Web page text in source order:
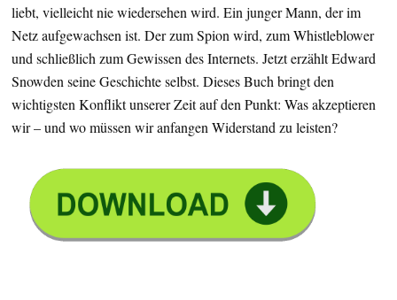
liebt, vielleicht nie wiedersehen wird. Ein junger Mann, der im
Netz aufgewachsen ist. Der zum Spion wird, zum Whistleblower
und schließlich zum Gewissen des Internets. Jetzt erzählt Edward
Snowden seine Geschichte selbst. Dieses Buch bringt den
wichtigsten Konflikt unserer Zeit auf den Punkt: Was akzeptieren
wir – und wo müssen wir anfangen Widerstand zu leisten?